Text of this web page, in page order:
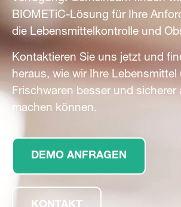
BIOMETiC-Lösung für Ihre
die Lebensmittelkontrolle und
Kontaktieren Sie uns jetzt und
heraus, wie wir Ihre Lebensmittel
Frischwaren besser und sicherer
machen können.
DEMO ANFRAGEN